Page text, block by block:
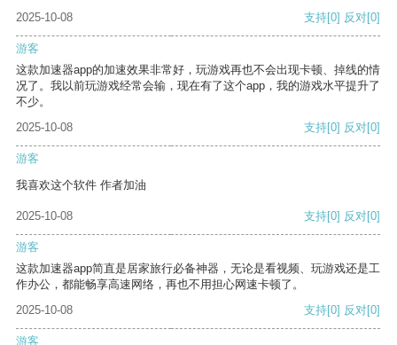
2025-10-08
支持[0] 反对[0]
游客
这款加速器app的加速效果非常好，玩游戏再也不会出现卡顿、掉线的情
况了。我以前玩游戏经常会输，现在有了这个app，我的游戏水平提升了
不少。
2025-10-08
支持[0] 反对[0]
游客
我喜欢这个软件 作者加油
2025-10-08 支持[0] 反对[0]
游客
这款加速器app简直是居家旅行必备神器，无论是看视频、玩游戏还是工
作办公，都能畅享高速网络，再也不用担心网速卡顿了。
2025-10-08
支持[0] 反对[0]
游客